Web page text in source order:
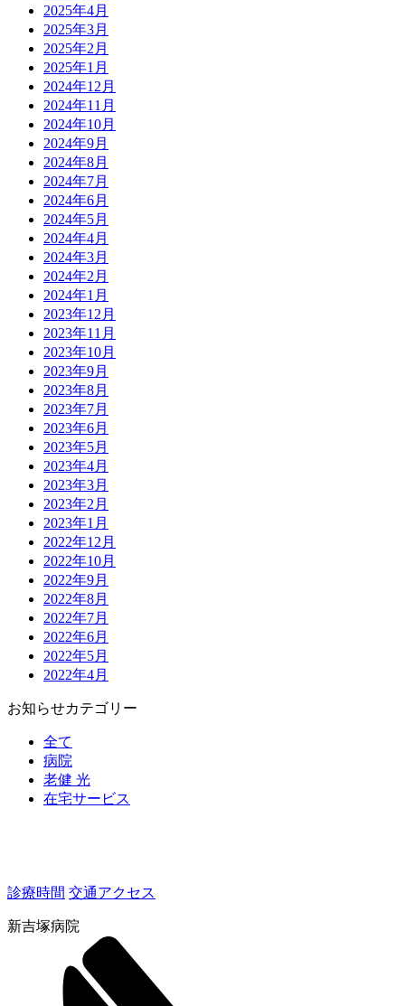
2025年4月
2025年3月
2025年2月
2025年1月
2024年12月
2024年11月
2024年10月
2024年9月
2024年8月
2024年7月
2024年6月
2024年5月
2024年4月
2024年3月
2024年2月
2024年1月
2023年12月
2023年11月
2023年10月
2023年9月
2023年8月
2023年7月
2023年6月
2023年5月
2023年4月
2023年3月
2023年2月
2023年1月
2022年12月
2022年10月
2022年9月
2022年8月
2022年7月
2022年6月
2022年5月
2022年4月
お知らせカテゴリー
全て
病院
老健 光
在宅サービス
診療時間 交通アクセス
新吉塚病院